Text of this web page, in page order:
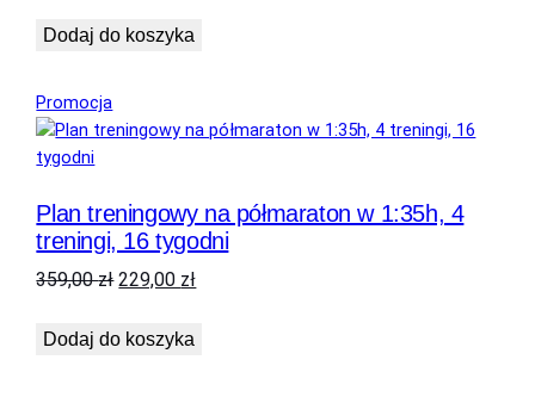
wynosiła:
Dodaj do koszyka
PromocjaProdukt
w
Plan treningowy na półmaraton w 1:35h, 4
treningi, 16 tygodni
359,00złPierwotna
wynosiła:
229,00 złAktualna
Dodaj do koszyka